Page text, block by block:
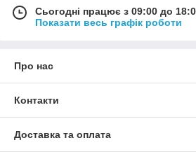
Сьогодні працює з 09:00 до
Показати весь графік роботи
Про нас
Контакти
Доставка та оплата